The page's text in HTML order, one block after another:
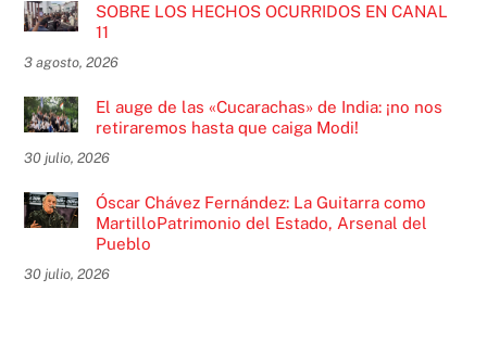
SOBRE LOS HECHOS OCURRIDOS EN CANAL
11
3 agosto, 2026
El auge de las «Cucarachas» de India: ¡no nos
retiraremos hasta que caiga Modi!
30 julio, 2026
Óscar Chávez Fernández: La Guitarra como
MartilloPatrimonio del Estado, Arsenal del
Pueblo
30 julio, 2026